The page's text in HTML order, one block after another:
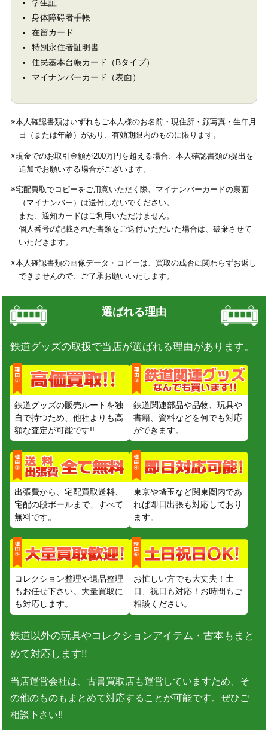
学生証
身体障碍者手帳
在留カード
特別永住者証明書
住民基本台帳カード（Bタイプ）
マイナンバーカード（表面）
※本人確認書類はいずれもご本人様のお名前・現住所・顔写真・生年月
日（または年齢）があり、有効期限内のものに限ります。
※現金でのお取引金額が200万円を超える場合、本人確認書類の提出を
追加でお願いする場合がございます。
※宅配買取でコピーをご用意いただく際、マイナンバーカードの裏面
（マイナンバー）は送付しないでください。
また、通知カードはご利用いただけません。
個人番号の記載された書類をご送付いただいた場合は、破棄させて
いただきます。
※本人確認書類の画像データ・コピーは、買取の成否に関わらずお返し
できませんので、ご了承お願いいたします。
選ばれる理由
鉄道グッズの取扱で当店が選ばれる理由があります。
鉄道グッズの販売ルートを独
自で持つため、他社よりも高
額な査定が可能です!!
鉄道関連部品や品物、玩具や
書籍、資料などを何でも対応
ができます。
出張費から、宅配買取送料、
宅配の段ボールまで、すべて
無料です。
東京や埼玉など関東圏内であ
れば即日出張も対応しており
ます。
コレクション整理や遺品整理
もお任せ下さい。大量買取に
も対応します。
お忙しい方でも大丈夫！土
日、祝日も対応！お時間もご
相談ください。
鉄道以外の玩具やコレクションアイテム・古本もまと
めて対応します!!
当店運営会社は、古書買取店も運営していますため、そ
の他のものもまとめて対応することが可能です。ぜひご
相談下さい!!